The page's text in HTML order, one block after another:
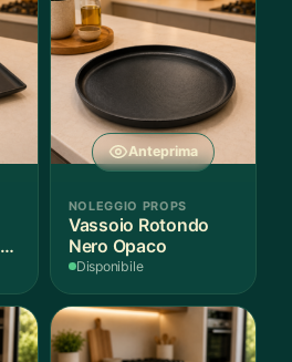
Anteprima
NOLEGGIO PROPS
Vassoio Rotondo
Nero Opaco
Disponibile